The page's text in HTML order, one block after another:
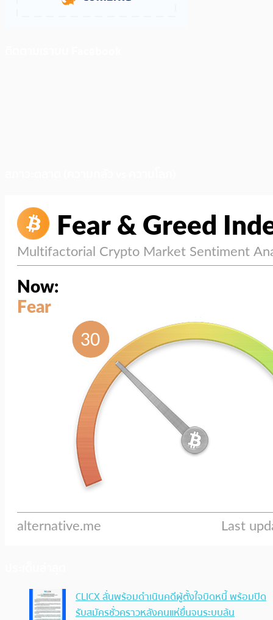
CLICX ลั่นพร้อมดำเนินคดีผู้ตั้งใจบิดหนี้ พร้อมปิด
รับสมัครชั่วคราวหลังคนแห่ยื่นจนระบบล้น